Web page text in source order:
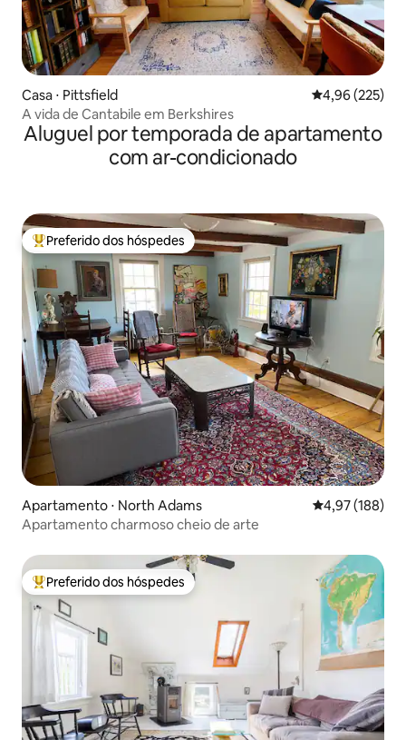
Casa ⋅ Pittsfield 4,96 de uma
4,96 (225)
A vida de Cantabile em Berkshires
Aluguel por temporada de apartamento
com ar-condicionado
Entre os melhores preferidos dos hóspedes
Preferido dos hóspedes
Apartamento ⋅ North Adams 4,97 de uma
4,97 (188)
Apartamento charmoso cheio de arte
Entre os melhores preferidos dos hóspedes
Preferido dos hóspedes